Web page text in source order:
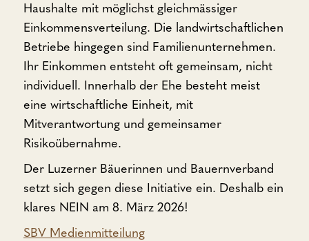
Haushalte mit möglichst gleichmässiger
Einkommensverteilung. Die landwirtschaftlichen
Betriebe hingegen sind Familienunternehmen.
Ihr Einkommen entsteht oft gemeinsam, nicht
individuell. Innerhalb der Ehe besteht meist
eine wirtschaftliche Einheit, mit
Mitverantwortung und gemeinsamer
Risikoübernahme.
Der Luzerner Bäuerinnen und Bauernverband
setzt sich gegen diese Initiative ein. Deshalb ein
klares NEIN am 8. März 2026!
SBV Medienmitteilung